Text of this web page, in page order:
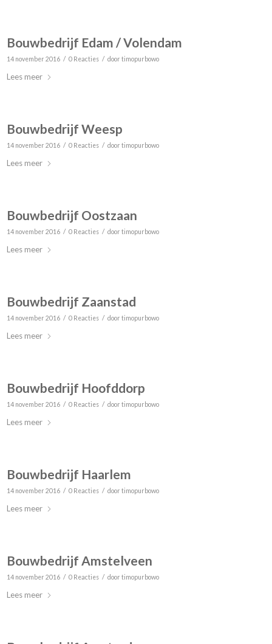
Bouwbedrijf Edam / Volendam
14 november 2016 / 0 Reacties / doortimopurbowo
Lees meer
Bouwbedrijf Weesp
14 november 2016 / 0 Reacties / doortimopurbowo
Lees meer
Bouwbedrijf Oostzaan
14 november 2016 / 0 Reacties / doortimopurbowo
Lees meer
Bouwbedrijf Zaanstad
14 november 2016 / 0 Reacties / doortimopurbowo
Lees meer
Bouwbedrijf Hoofddorp
14 november 2016 / 0 Reacties / doortimopurbowo
Lees meer
Bouwbedrijf Haarlem
14 november 2016 / 0 Reacties / doortimopurbowo
Lees meer
Bouwbedrijf Amstelveen
14 november 2016 / 0 Reacties / doortimopurbowo
Lees meer